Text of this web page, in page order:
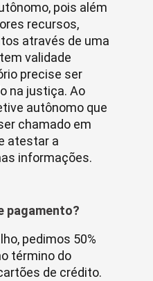
pois além
recursos,
através de uma
validade
precise ser
na justiça. Ao
autônomo que
chamado em
atestar a
informações.
pagamento?
pedimos 50%
término do
de crédito.